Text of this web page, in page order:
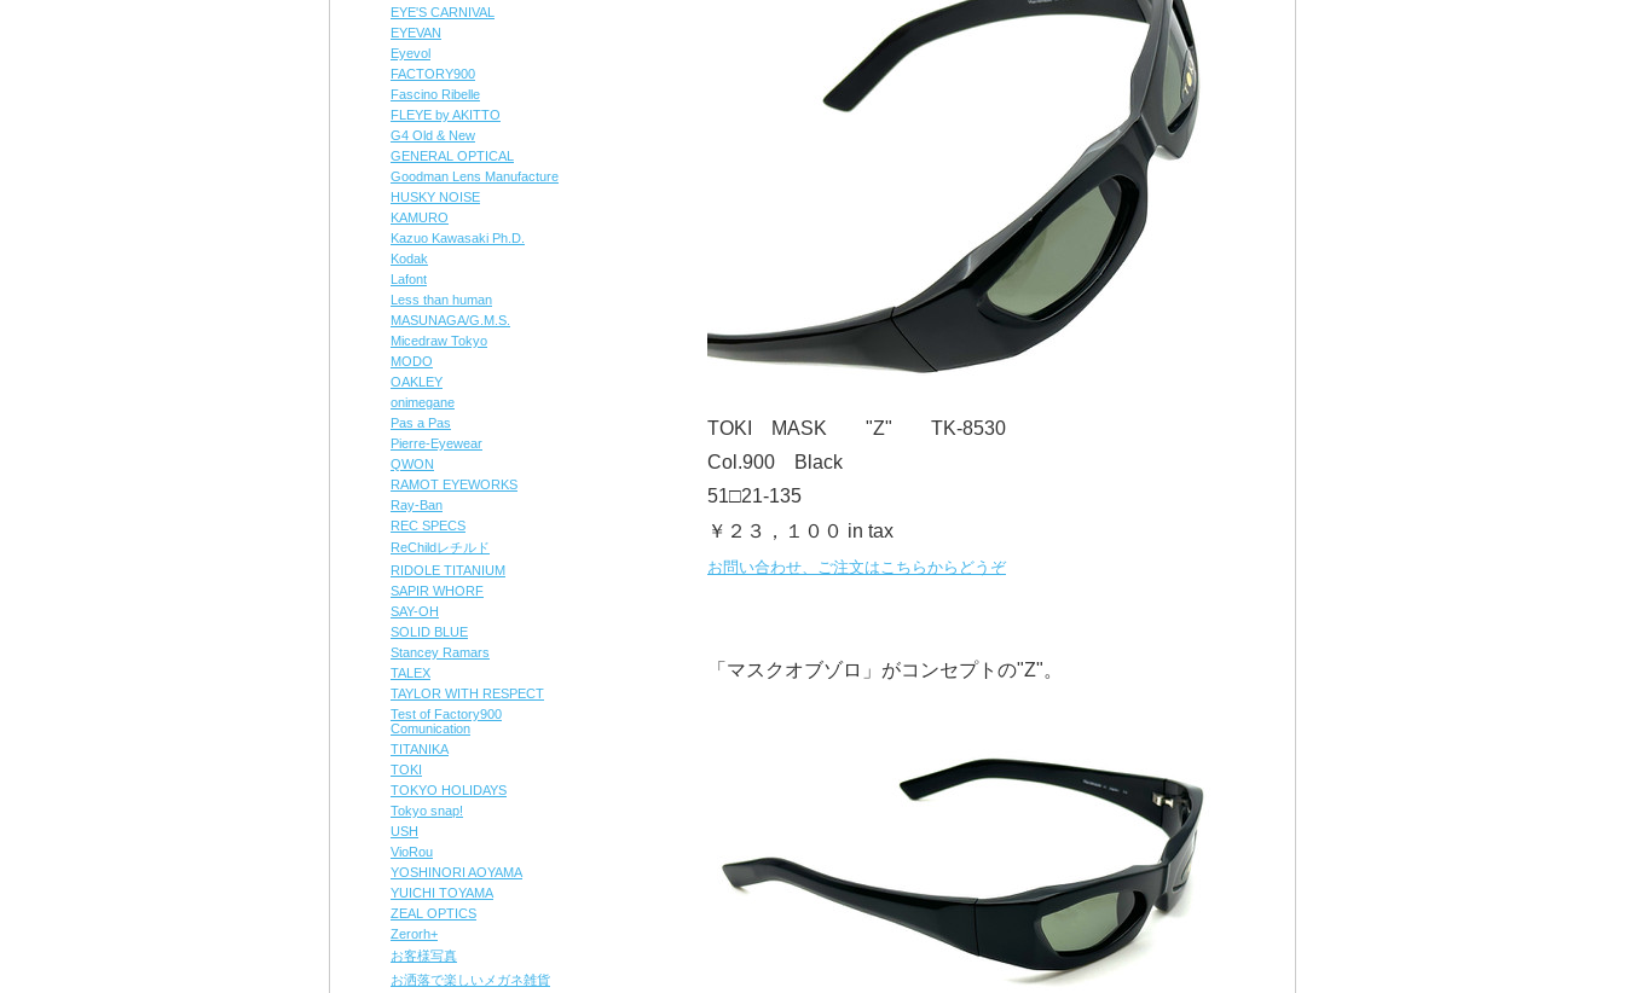
EYE'S CARNIVAL
EYEVAN
Eyevol
FACTORY900
Fascino Ribelle
FLEYE by AKITTO
G4 Old & New
GENERAL OPTICAL
Goodman Lens Manufacture
HUSKY NOISE
KAMURO
Kazuo Kawasaki Ph.D.
Kodak
Lafont
Less than human
MASUNAGA/G.M.S.
Micedraw Tokyo
MODO
OAKLEY
onimegane
Pas a Pas
Pierre-Eyewear
QWON
RAMOT EYEWORKS
Ray-Ban
REC SPECS
ReChildレチルド
RIDOLE TITANIUM
SAPIR WHORF
SAY-OH
SOLID BLUE
Stancey Ramars
TALEX
TAYLOR WITH RESPECT
Test of Factory900
Comunication
TITANIKA
TOKI
TOKYO HOLIDAYS
Tokyo snap!
USH
VioRou
YOSHINORI AOYAMA
YUICHI TOYAMA
ZEAL OPTICS
Zerorh+
お客様写真
お洒落で楽しいメガネ雑貨
TOKI MASK "Z" TK-8530
Col.900 Black
51□21-135
￥２３，１００ in tax
お問い合わせ、ご注文はこちらからどうぞ
「マスクオブゾロ」がコンセプトの"Z"。